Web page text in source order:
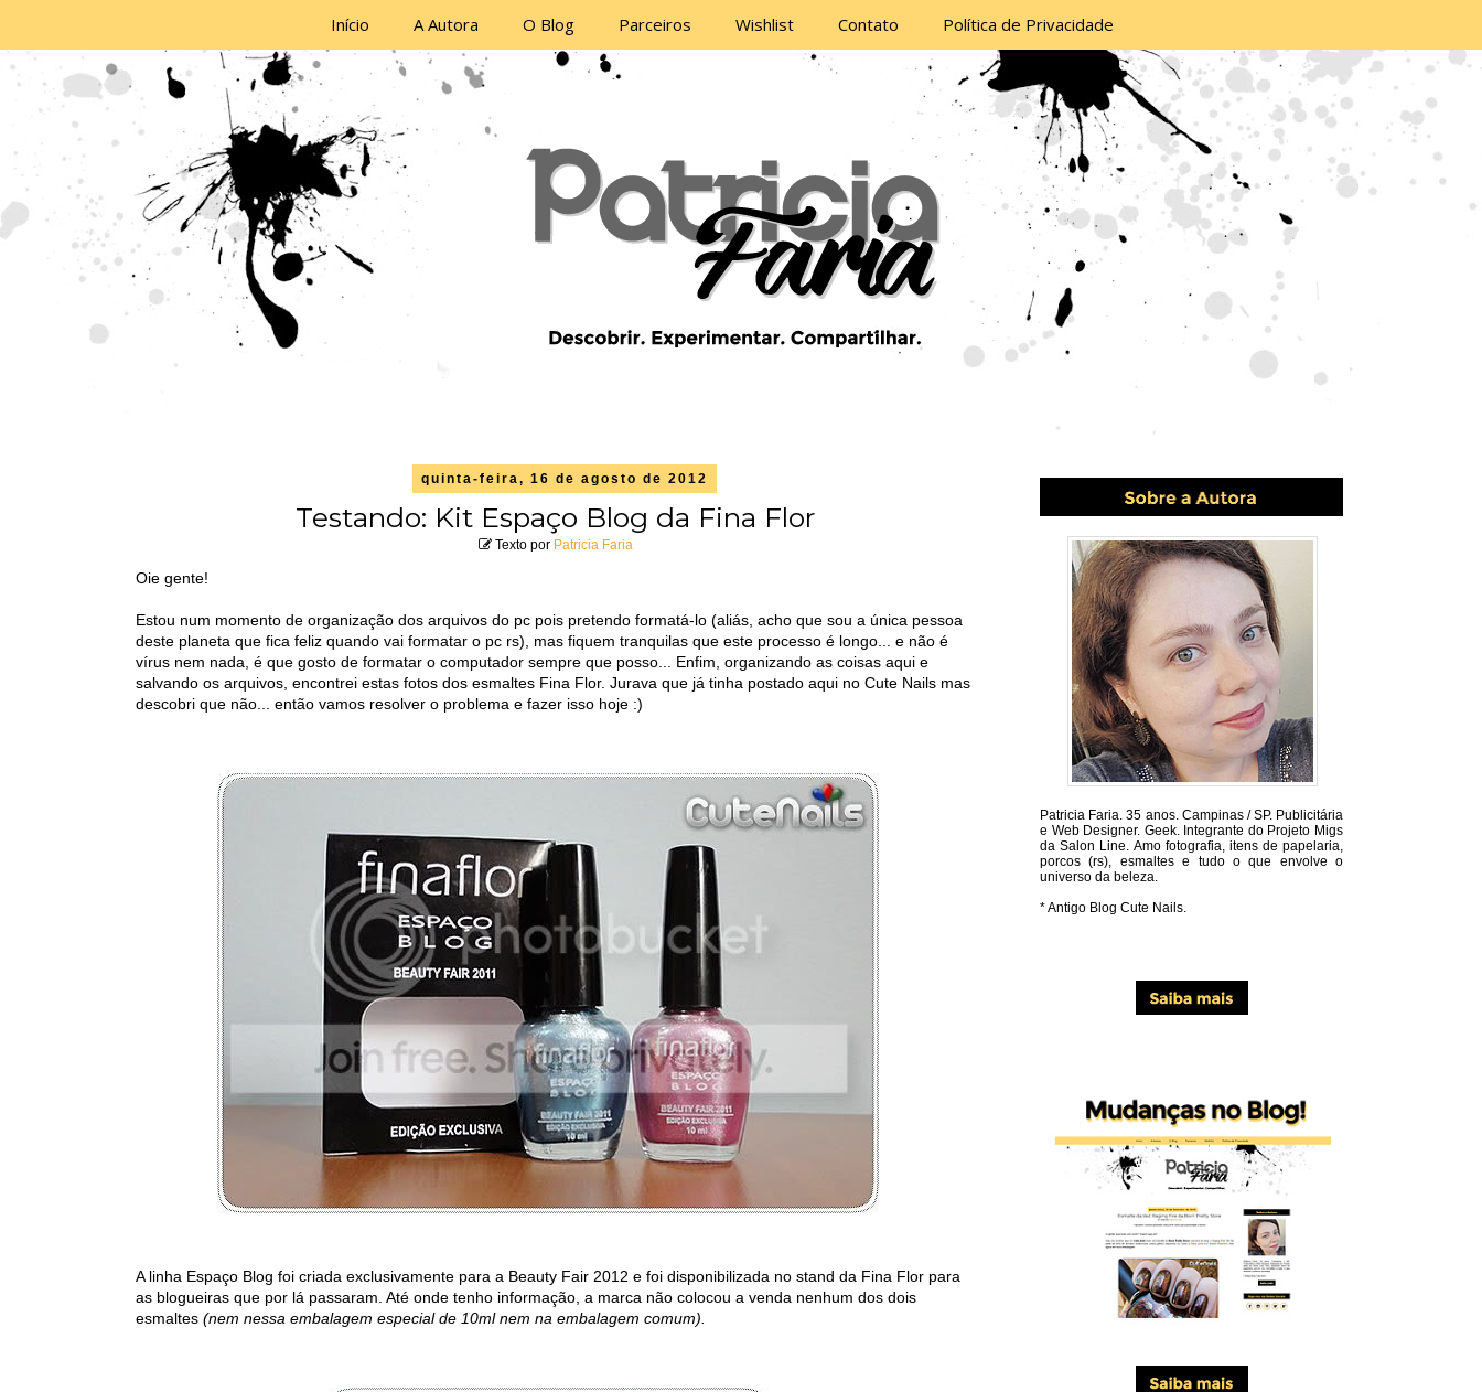
Início A Autora O Blog Parceiros Wishlist Contato Política de Privacidade
quinta-feira, 16 de agosto de 2012
Testando: Kit Espaço Blog da Fina Flor
Texto por Patricia Faria
Oie gente!
Estou num momento de organização dos arquivos do pc pois pretendo formatá-lo (aliás, acho que sou a única pessoa
deste planeta que fica feliz quando vai formatar o pc rs), mas fiquem tranquilas que este processo é longo... e não é
vírus nem nada, é que gosto de formatar o computador sempre que posso... Enfim, organizando as coisas aqui e
salvando os arquivos, encontrei estas fotos dos esmaltes Fina Flor. Jurava que já tinha postado aqui no Cute Nails mas
descobri que não... então vamos resolver o problema e fazer isso hoje :)
A linha Espaço Blog foi criada exclusivamente para a Beauty Fair 2012 e foi disponibilizada no stand da Fina Flor para
as blogueiras que por lá passaram. Até onde tenho informação, a marca não colocou a venda nenhum dos dois
esmaltes (nem nessa embalagem especial de 10ml nem na embalagem comum).
Patricia Faria.35 anos. Campinas / SP. Publicitária
e Web Designer. Geek. Integrante do Projeto Migs
da Salon Line. Amo fotografia, itens de papelaria,
porcos (rs), esmaltes e tudo o que envolve o
universo da beleza.
* Antigo Blog Cute Nails.